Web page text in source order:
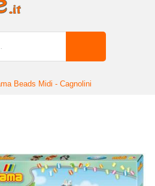
Beads Midi - Cagnolini